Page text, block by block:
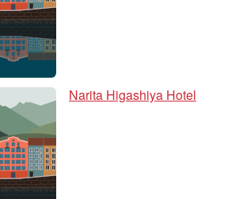
Narita Higashiya Hotel